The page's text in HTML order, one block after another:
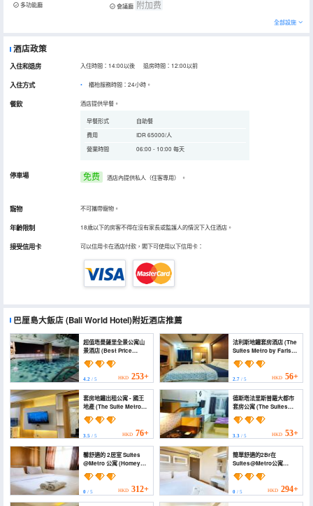
多功能廳 會議廳 附加费
全部設施
酒店政策
入住和退房 入住時間：14:00以後 退房時間：12:00以前
入住方式 櫃枱服務時間：24小時。
餐飲 酒店提供早餐。
早餐形式
自助餐
費用
IDR 65000/人
營業時間
06:00 - 10:00 每天
停車場 免费 酒店內提供私人（住客專用） 。
寵物 不可攜帶寵物。
年齡限制 18歲以下的房客不得在沒有家長或監護人的情況下入住酒店。
接受信用卡 可以信用卡在酒店付款，閣下可使用以下信用卡：
巴厘島大飯店(Bali World Hotel)附近酒店推薦
超值塔曼薩里全景公寓山
景酒店 (Best Price
Tamansari Panoramic
Apartment with
Mountain View)
4.2 / 5 HKD 253+
法利斯地鐵套房酒店 (The
Suites Metro by Faris
Property)
2.7/ 5 HKD 56+
套房地鐵出租公寓 - 國王
地產 (The Suite Metro
Apartment by King
Official)
3.5 / 5 HKD 76+
德斯塔法里斯普羅大都市
套房公寓 (The Suites
Metro Apartment by
Desta Farispro)
3.3/ 5 HKD 53+
馨舒適的 2居室 Suites
@Metro 公寓 (Homey
2Br at Suites @Metro
Apartment)
0 / 5 HKD 312+
簡單舒適的2Br在
Suites@Metro公寓
(Simply Homey 2Br at
Suites @Metro
Apartment)
0/ 5 HKD 294+